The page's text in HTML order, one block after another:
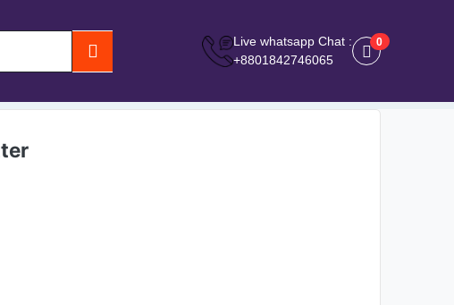
Live whatsapp Chat :
+8801842746065
0
0